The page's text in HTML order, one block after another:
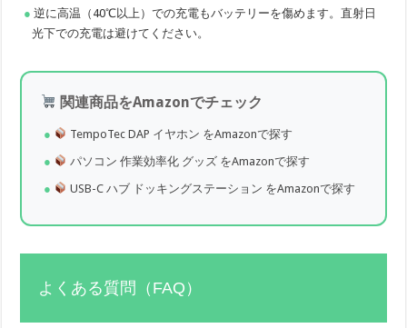
逆に高温（40℃以上）での充電もバッテリーを傷めます。直射日
光下での充電は避けてください。
関連商品をAmazonでチェック
TempoTec DAP イヤホン をAmazonで探す
パソコン 作業効率化 グッズ をAmazonで探す
USB-C ハブ ドッキングステーション をAmazonで探す
よくある質問（FAQ）